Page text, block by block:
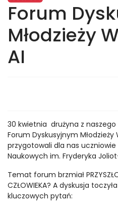
Forum
Młodzieży
AI
30 kwietnia drużyna z
Forum Dyskusyjnym
przygotowali dla nas uczniowie
Naukowych im. Fryderyka
Temat forum brzmiał
CZŁOWIEKA? A dyskusja
kluczowych pytań: